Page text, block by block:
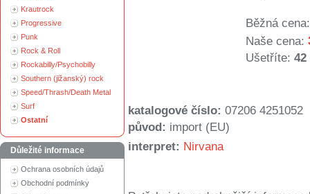
Krautrock
Progressive
Punk
Rock & Roll
Rockabilly/Psychobilly
Southern (jižanský) rock
Speed/Thrash/Death Metal
Surf
Ostatní
Důležité informace
Ochrana osobních údajů
Obchodní podmínky
Běžná cena:
Naše cena:
Ušetříte: 42
katalogové číslo: 07206 4251052
původ: import (EU)
interpret: Nirvana